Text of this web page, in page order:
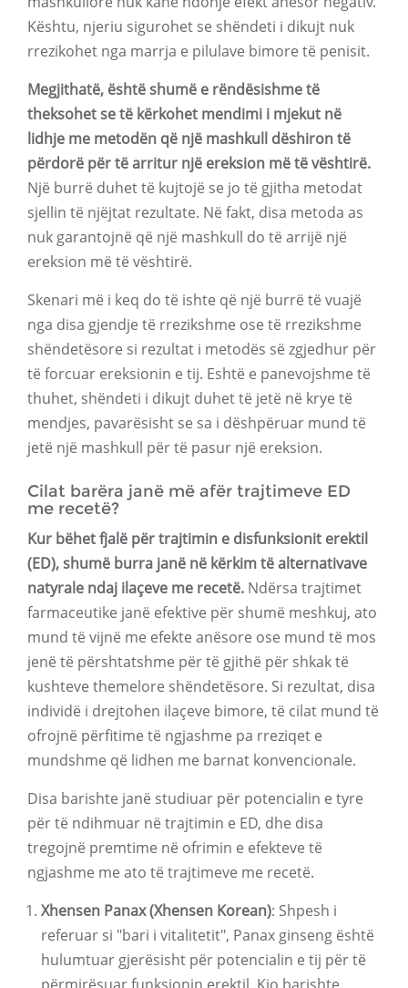
Kështu, njeriu sigurohet se shëndeti i dikujt nuk
rrezikohet nga marrja e pilulave bimore të penisit.
Megjithatë, është shumë e rëndësishme të
theksohet se të kërkohet mendimi i mjekut në
lidhje me metodën që një mashkull dëshiron të
përdorë për të arritur një ereksion më të vështirë.
Një burrë duhet të kujtojë se jo të gjitha metodat
sjellin të njëjtat rezultate. Në fakt, disa metoda as
nuk garantojnë që një mashkull do të arrijë një
ereksion më të vështirë.
Skenari më i keq do të ishte që një burrë të vuajë
nga disa gjendje të rrezikshme ose të rrezikshme
shëndetësore si rezultat i metodës së zgjedhur për
të forcuar ereksionin e tij. Eshtë e panevojshme të
thuhet, shëndeti i dikujt duhet të jetë në krye të
mendjes, pavarësisht se sa i dëshpëruar mund të
jetë një mashkull për të pasur një ereksion.
Cilat barëra janë më afër trajtimeve ED
me recetë?
Kur bëhet fjalë për trajtimin e disfunksionit erektil
(ED), shumë burra janë në kërkim të alternativave
natyrale ndaj ilaçeve me recetë. Ndërsa trajtimet
farmaceutike janë efektive për shumë meshkuj, ato
mund të vijnë me efekte anësore ose mund të mos
jenë të përshtatshme për të gjithë për shkak të
kushteve themelore shëndetësore. Si rezultat, disa
individë i drejtohen ilaçeve bimore, të cilat mund të
ofrojnë përfitime të ngjashme pa rreziqet e
mundshme që lidhen me barnat konvencionale.
Disa barishte janë studiuar për potencialin e tyre
për të ndihmuar në trajtimin e ED, dhe disa
tregojnë premtime në ofrimin e efekteve të
ngjashme me ato të trajtimeve me recetë.
Xhensen Panax (Xhensen Korean): Shpesh i
referuar si "bari i vitalitetit", Panax ginseng është
hulumtuar gjerësisht për potencialin e tij për të